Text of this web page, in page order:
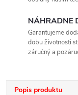
NÁHRADNE
Garantujeme
dobu životnosti
záručný a
Popis produktu